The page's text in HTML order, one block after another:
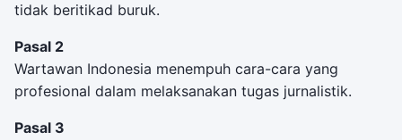
tidak beritikad buruk.
Pasal 2
Wartawan Indonesia menempuh cara-cara yang
profesional dalam melaksanakan tugas jurnalistik.
Pasal 3